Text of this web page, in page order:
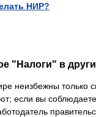
НИР?
"Налоги" в
неизбежны только
если вы